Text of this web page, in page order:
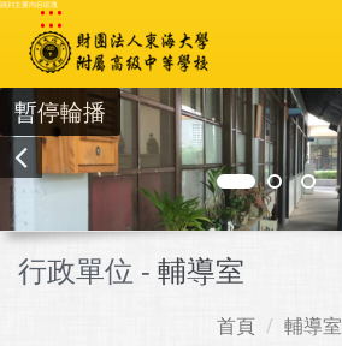
跳到主要內容區塊
:::
暫停輪播
行政單位 - 輔導室
首頁 輔導室